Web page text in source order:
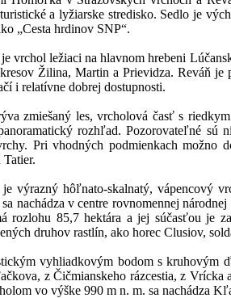
a lyžiarske stredisko. Sedlo je
„Cesta hrdinov SNP“.
vrchol ležiaci na hlavnom hrebeni
Žilina, Martin a Prievidza. Reváň je
i relatívne dobrej dostupnosti.
zmiešaný les, vrcholová časť s
rozhľad. Pozorovateľné
Pri vhodných podmienkach
výrazný hôľnato-skalnatý, vápencový
nachádza v centre rovnomennej
rozlohu 85,7 hektára a jej súčasťou je
druhov rastlín, ako horec Clusiov,
vyhliadkovým bodom s kruhovým
z Čičmianskeho rázcestia, z
vo výške 990 m n. m. sa nachádza